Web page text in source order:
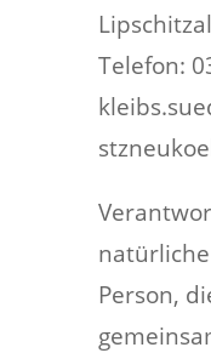
Telefon:
Person,